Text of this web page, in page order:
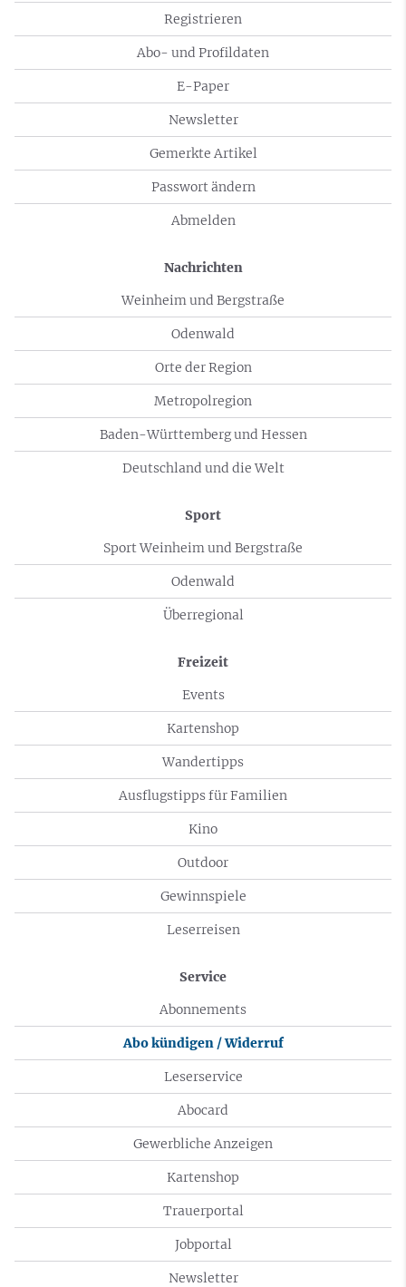
Registrieren
Abo- und Profildaten
E-Paper
Newsletter
Gemerkte Artikel
Passwort ändern
Abmelden
Nachrichten
Weinheim und Bergstraße
Odenwald
Orte der Region
Metropolregion
Baden-Württemberg und Hessen
Deutschland und die Welt
Sport
Sport Weinheim und Bergstraße
Odenwald
Überregional
Freizeit
Events
Kartenshop
Wandertipps
Ausflugstipps für Familien
Kino
Outdoor
Gewinnspiele
Leserreisen
Service
Abonnements
Abo kündigen / Widerruf
Leserservice
Abocard
Gewerbliche Anzeigen
Kartenshop
Trauerportal
Jobportal
Newsletter